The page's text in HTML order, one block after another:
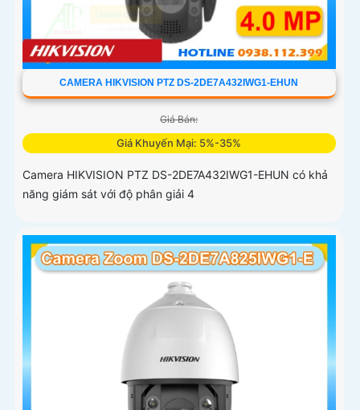
CAMERA HIKVISION PTZ DS-2DE7A432IWG1-EHUN
Giá Bán:
Giá Khuyến Mại: 5%-35%
Camera HIKVISION PTZ DS-2DE7A432IWG1-EHUN có khả
năng giám sát với độ phân giải 4